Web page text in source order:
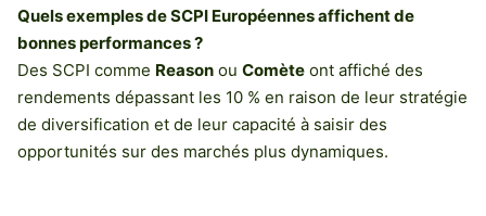
Quels exemples de SCPI Européennes affichent de
bonnes performances ?
Des SCPI comme Reason ou Comète ont affiché des
rendements dépassant les 10 % en raison de leur stratégie
de diversification et de leur capacité à saisir des
opportunités sur des marchés plus dynamiques.